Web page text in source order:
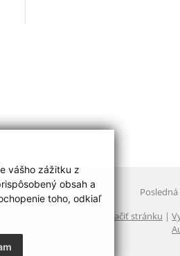
vášho zážitku z
obsah a
toho, odkiaľ
Vytlačiť stránku |